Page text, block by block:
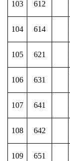
103 612
104 614
105 621
106 631
107 641
108 642
109 651